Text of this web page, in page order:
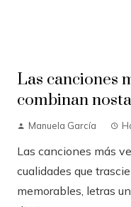
Las canciones
combinan
Manuela García
Las canciones más
cualidades que
memorables, letras